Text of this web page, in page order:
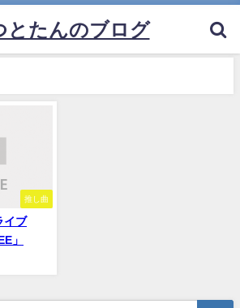
とたんのブログ
推し曲
イブ
」